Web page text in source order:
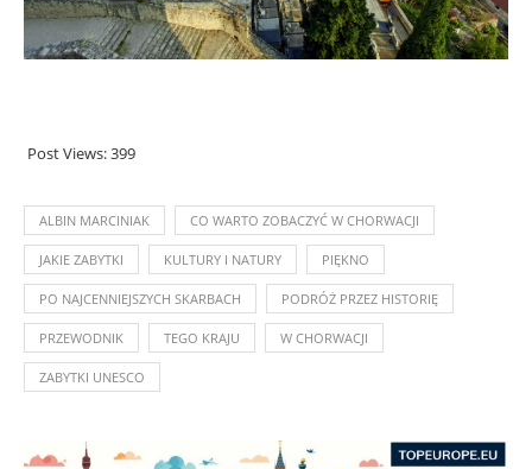
Post Views:399
ALBIN MARCINIAK CO WARTO ZOBACZYĆ W CHORWACJI
JAKIE ZABYTKI KULTURY I NATURY PIĘKNO
PO NAJCENNIEJSZYCH SKARBACH PODRÓŻ PRZEZ HISTORIĘ
PRZEWODNIK TEGO KRAJU W CHORWACJI
ZABYTKI UNESCO